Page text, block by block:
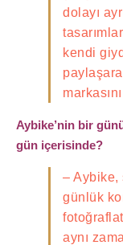
dolayı
kendi
Aybike’nin bir
gün içerisinde?
– Aybike,
günlük
aynı